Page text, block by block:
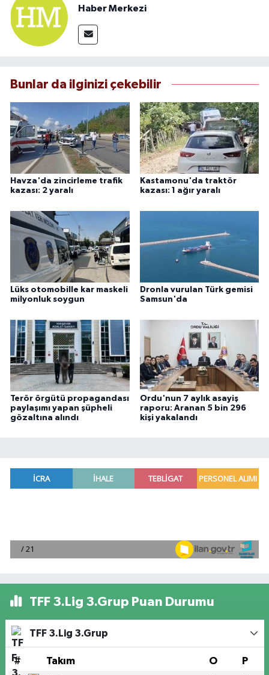
Haber Merkezi
Bunlar da ilginizi çekebilir
Havza'da zincirleme trafik
kazası: 2 yaralı
Kastamonu'da traktör
kazası: 1 ağır yaralı
Lüks otomobille kar maskeli
milyonluk soygun
Dronla vurulan Türk gemisi
Samsun'da
Terör örgütü propagandası
paylaşımı yapan şüpheli
gözaltına alındı
Ordu'nun 7 aylık asayiş
raporu: Aranan 5 bin 296
kişi yakalandı
TFF 3.Lig 3.Grup Puan Durumu
TFF 3.Lig 3.Grup
# Takım O P